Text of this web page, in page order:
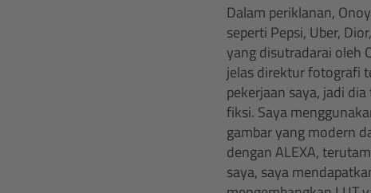
Dalam periklanan,
seperti Pepsi, Uber,
yang disutradarai oleh
jelas direktur fotografi
pekerjaan saya, jadi
fiksi. Saya
gambar yang modern
dengan ALEXA,
saya, saya